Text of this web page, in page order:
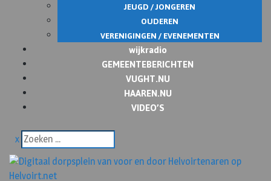
JEUGD / JONGEREN
OUDEREN
VERENIGINGEN / EVENEMENTEN
wijkradio
GEMEENTEBERICHTEN
VUGHT.NU
HAAREN.NU
VIDEO’S
x